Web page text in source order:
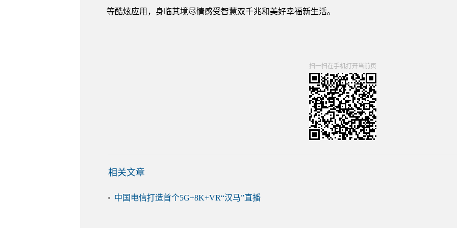
等酷炫应用，身临其境尽情感受智慧双千兆和美好幸福新生活。
扫一扫在手机打开当前页
相关文章
中国电信打造首个5G+8K+VR“汉马”直播